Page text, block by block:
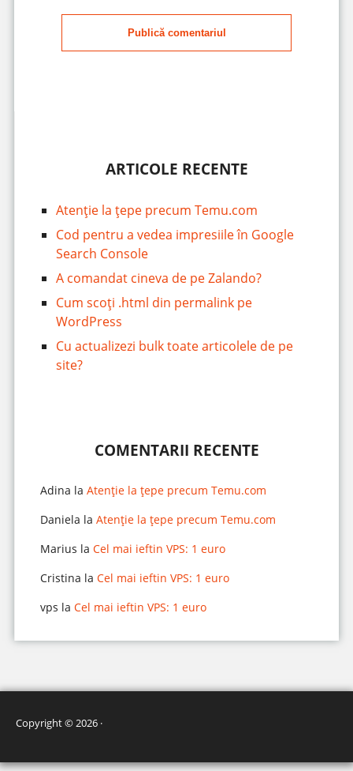
Publică comentariul
ARTICOLE RECENTE
Atenție la țepe precum Temu.com
Cod pentru a vedea impresiile în Google
Search Console
A comandat cineva de pe Zalando?
Cum scoți .html din permalink pe
WordPress
Cu actualizezi bulk toate articolele de pe
site?
COMENTARII RECENTE
Adina la Atenție la țepe precum Temu.com
Daniela la Atenție la țepe precum Temu.com
Marius la Cel mai ieftin VPS: 1 euro
Cristina la Cel mai ieftin VPS: 1 euro
vps la Cel mai ieftin VPS: 1 euro
Copyright © 2026 ·